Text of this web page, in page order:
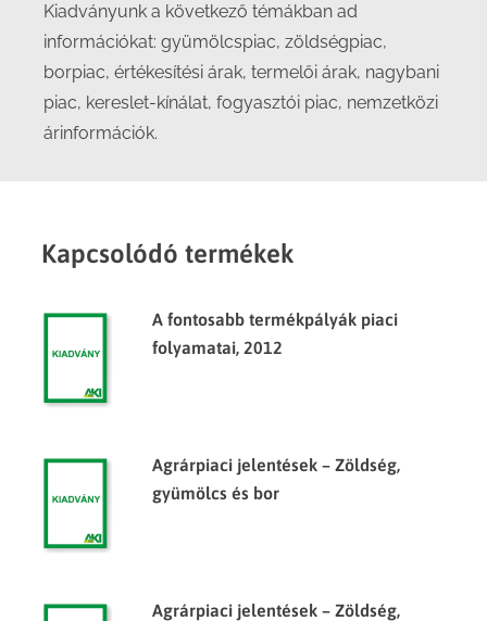
Kiadványunk a következő témákban ad
információkat: gyümölcspiac, zöldségpiac,
borpiac, értékesítési árak, termelői árak, nagybani
piac, kereslet-kínálat, fogyasztói piac, nemzetközi
árinformációk.
Kapcsolódó termékek
A fontosabb termékpályák piaci
folyamatai, 2012
Agrárpiaci jelentések – Zöldség,
gyümölcs és bor
Agrárpiaci jelentések – Zöldség,